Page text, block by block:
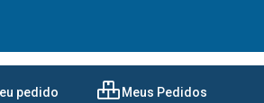
pedido Meus Pedidos